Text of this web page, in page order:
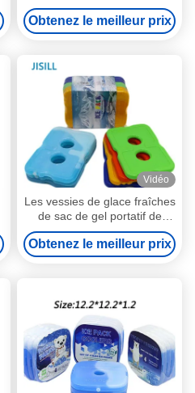
réutilisables pour les
déjeuners minces pour les
aliments congelés
Obtenez le meilleur prix
Vidéo
Les vessies de glace fraîches
de sac de gel portatif de
cadeau déjeunent emballage
froid pour les paquets bleus
de congélateur de gamelle
Obtenez le meilleur prix